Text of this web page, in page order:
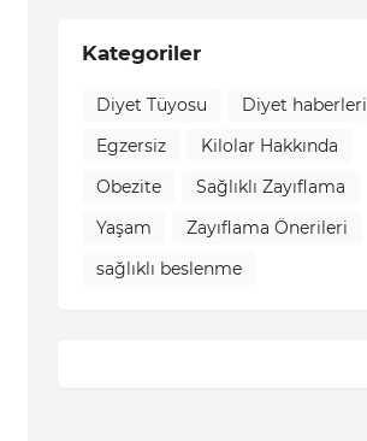
Kategoriler
Diyet Tüyosu
Diyet haberleri
Egzersiz
Kilolar Hakkında
Obezite
Sağlıklı Zayıflama
Yaşam
Zayıflama Önerileri
sağlıklı beslenme